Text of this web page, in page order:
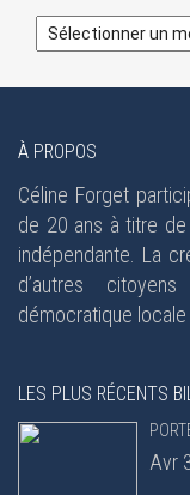
À PROPOS
Céline Forget
de 20 ans à titre
indépendante. La
d’autres
démocratique
LES PLUS RÉCENTS
Avr